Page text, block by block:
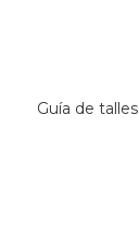
Guía de talles